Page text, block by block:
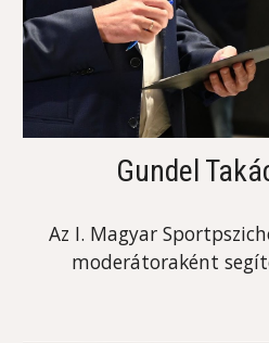
Gundel
Az I. Magyar
moderátoraként